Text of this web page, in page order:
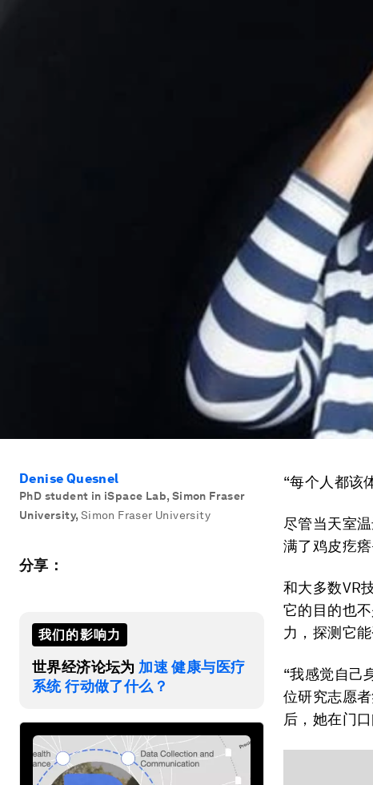
Denise Quesnel
PhD student in iSpace Lab, Simon Fraser
University, Simon Fraser University
分享：
我们的影响力
世界经济论坛为 加速 健康与医疗
系统 行动做了什么？
“每个人都该
尽管当天室
满了鸡皮疙
和大多数VR
它的目的也
力，探测它
“我感觉自己
位研究志愿
后，她在门